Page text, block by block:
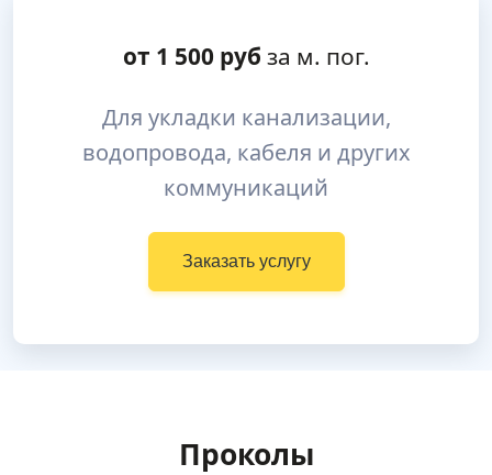
от 1 500руб за м. пог.
Для укладки канализации,
водопровода, кабеля и других
коммуникаций
Заказать услугу
Проколы